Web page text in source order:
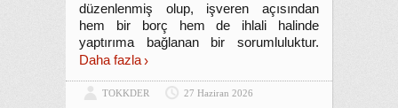
düzenlenmiş olup, işveren açısından
hem bir borç hem de ihlali halinde
yaptırıma bağlanan bir sorumluluktur.
Daha fazla
TOKKDER
27 Haziran 2026